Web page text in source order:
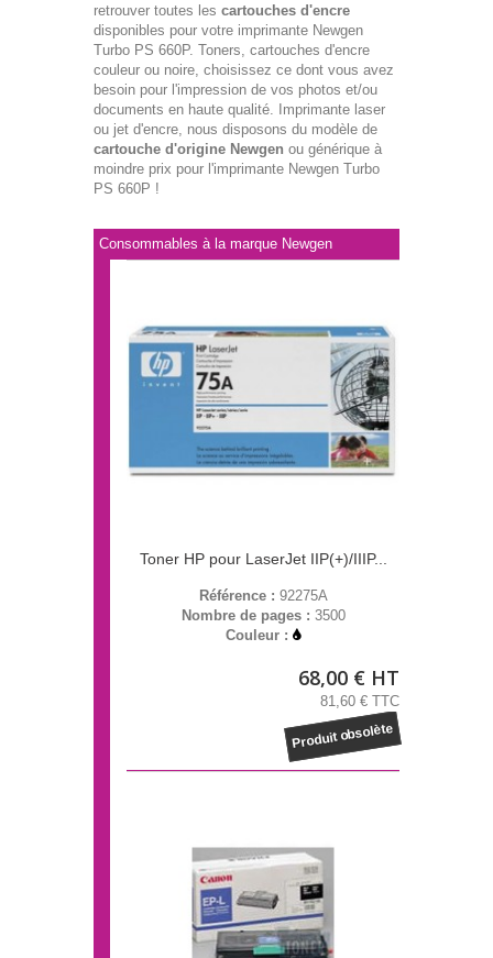
retrouver toutes les cartouches d'encre
disponibles pour votre imprimante Newgen
Turbo PS 660P. Toners, cartouches d'encre
couleur ou noire, choisissez ce dont vous avez
besoin pour l'impression de vos photos et/ou
documents en haute qualité. Imprimante laser
ou jet d'encre, nous disposons du modèle de
cartouche d'origine Newgen ou générique à
moindre prix pour l'imprimante Newgen Turbo
PS 660P !
Consommables à la marque Newgen
Toner HP pour LaserJet IIP(+)/IIIP...
Référence : 92275A
Nombre de pages : 3500
Couleur :
68,00 € HT
81,60 € TTC
Produit obsolète